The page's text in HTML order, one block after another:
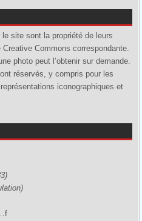
site sont la propriété de leurs
Commons correspondante.
photo peut l’obtenir sur demande.
réservés, y compris pour les
iconographiques et
f